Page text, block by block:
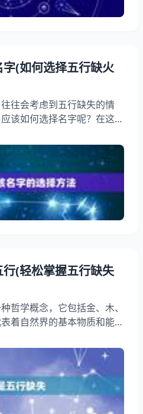
(如何选择五行缺火
往会考虑到五行缺失的情
该如何选择名字呢？在这篇
火男孩名字的选择方法和推
一起来看看吧！ 一、五行
行缺火的男孩名字应该以
避免使用火行字。还应该注
爽明快的音节，避免使用过
男孩的生辰八字来选择名
(轻松掌握五行缺失
哲学概念，它包括金、木、
着自然界的基本物质和能
广泛运用，用来推算一个人
失是一个概念，它可以帮助
从而更好地发挥自己的优
算命中缺哪五行，希望能够
五行属性。 一、什么是五
在五行中缺乏某种元素的